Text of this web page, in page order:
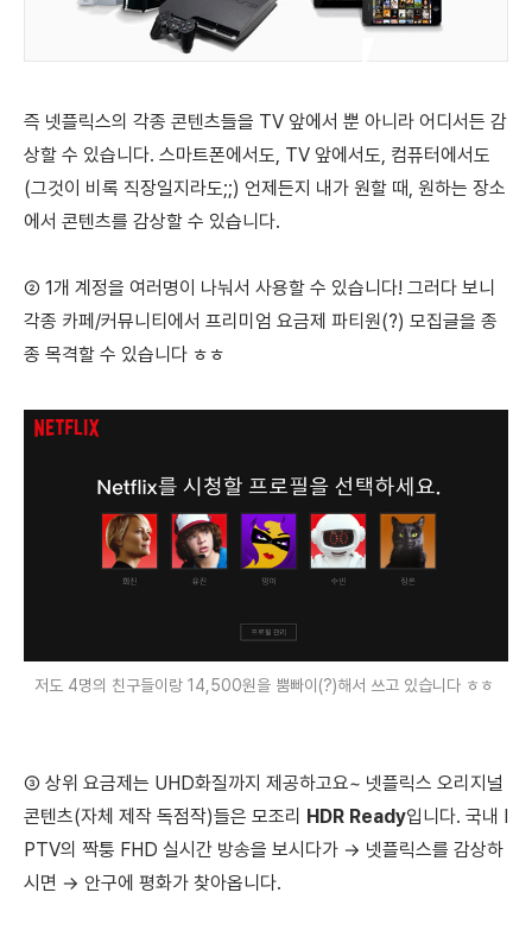
즉 넷플릭스의 각종 콘텐츠들을 TV 앞에서 뿐 아니라 어디서든 감
상할 수 있습니다. 스마트폰에서도, TV 앞에서도, 컴퓨터에서도
(그것이 비록 직장일지라도;;) 언제든지 내가 원할 때, 원하는 장소
에서 콘텐츠를 감상할 수 있습니다.
② 1개 계정을 여러명이 나눠서 사용할 수 있습니다! 그러다 보니
각종 카페/커뮤니티에서 프리미엄 요금제 파티원(?) 모집글을 종
종 목격할 수 있습니다 ㅎㅎ
저도 4명의 친구들이랑 14,500원을 뿜빠이(?)해서 쓰고 있습니다 ㅎㅎ
③ 상위 요금제는 UHD화질까지 제공하고요~ 넷플릭스 오리지널
콘텐츠(자체 제작 독점작)들은 모조리
HDR Ready입니다. 국내 I
PTV의 짝퉁 FHD 실시간 방송을 보시다가 → 넷플릭스를 감상하
시면 → 안구에 평화가 찾아옵니다.